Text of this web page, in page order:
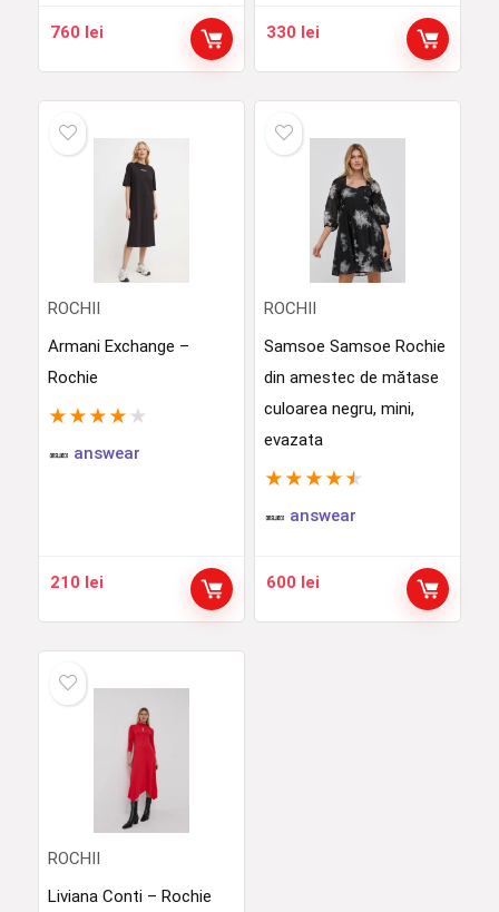
760 lei 330 lei
ROCHII
Armani Exchange –
Rochie
★ ★ ★ ★ ★
answear
210 lei
ROCHII
Samsoe Samsoe Rochie
din amestec de mătase
culoarea negru, mini,
evazata
★ ★ ★ ★ ★
answear
600 lei
ROCHII
Liviana Conti – Rochie